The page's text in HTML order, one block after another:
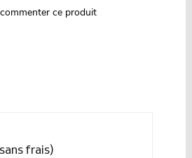
ce produit
frais)